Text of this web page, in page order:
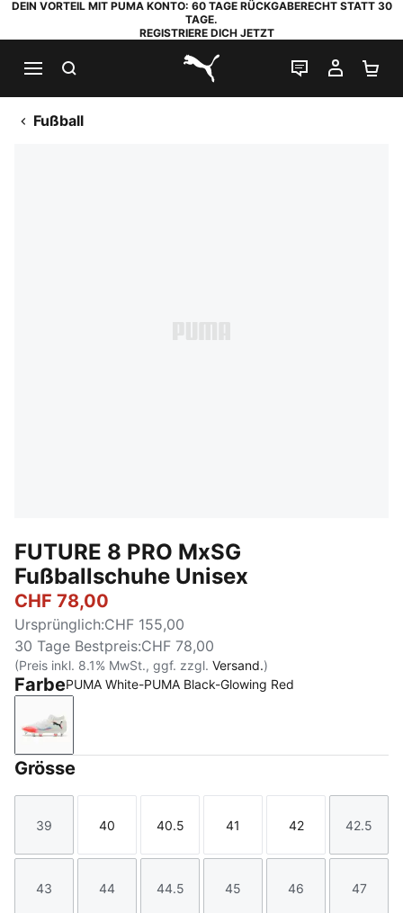
DEIN VORTEIL MIT PUMA KONTO: 60 TAGE RÜCKGABERECHT STATT 30
TAGE.
REGISTRIERE DICH JETZT
PUMA.com
LIVE-CHAT
MEIN
Fußball
FUTURE 8 PRO MxSG
Fußballschuhe Unisex
CHF 78,00
Ursprünglich:CHF 155,00
30 Tage Bestpreis:CHF 78,00
(Preis inkl. 8.1% MwSt., ggf. zzgl. Versand.)
FarbePUMA White-PUMA Black-Glowing Red
PUMA White-PUMA Black-Glowing Red
Grösse
Größe
39
Größe
40
Größe
40.5
Größe
41
Größe
42
Größe
42.5
Größe
43
Größe
44
Größe
44.5
Größe
45
Größe
46
Größe
47